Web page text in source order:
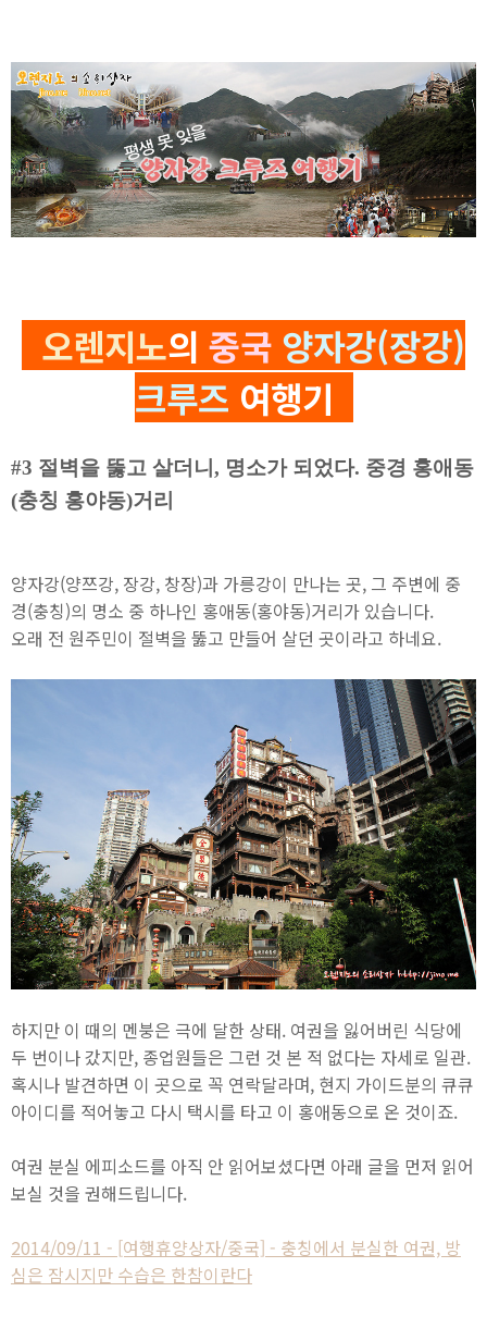
오렌지노의 중국 양자강(장강)
크루즈 여행기
#3 절벽을 뚫고 살더니, 명소가 되었다. 중경 홍애동
(충칭 홍야동)거리
양자강(양쯔강, 장강, 창장)과 가릉강이 만나는 곳, 그 주변에 중
경(충칭)의 명소 중 하나인 홍애동(홍야동)거리가 있습니다.
오래 전 원주민이 절벽을 뚫고 만들어 살던 곳이라고 하네요.
하지만 이 때의 멘붕은 극에 달한 상태. 여권을 잃어버린 식당에
두 번이나 갔지만, 종업원들은 그런 것 본 적 없다는 자세로 일관.
혹시나 발견하면 이 곳으로 꼭 연락달라며, 현지 가이드분의 큐큐
아이디를 적어놓고 다시 택시를 타고 이 홍애동으로 온 것이죠.
여권 분실 에피소드를 아직 안 읽어보셨다면 아래 글을 먼저 읽어
보실 것을 권해드립니다.
2014/09/11 - [여행휴양상자/중국] - 충칭에서 분실한 여권, 방
심은 잠시지만 수습은 한참이란다